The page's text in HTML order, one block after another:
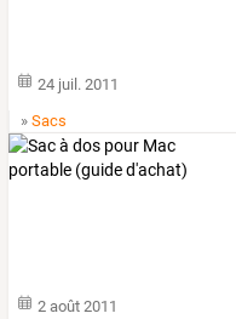
24 juil. 2011
»Sacs
2 août 2011